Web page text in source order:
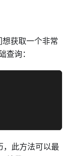
获取一个非常
询：
，此方法可以最